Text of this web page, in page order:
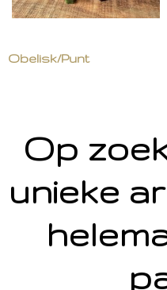
Obelisk/Punt
Op
unieke